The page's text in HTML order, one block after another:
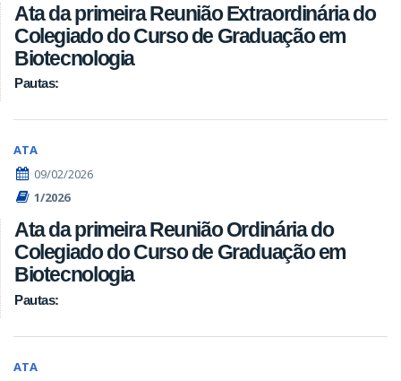
Ata da primeira Reunião Extraordinária do
Colegiado do Curso de Graduação em
Biotecnologia
Pautas:
ATA
09/02/2026
1/2026
Ata da primeira Reunião Ordinária do
Colegiado do Curso de Graduação em
Biotecnologia
Pautas:
ATA